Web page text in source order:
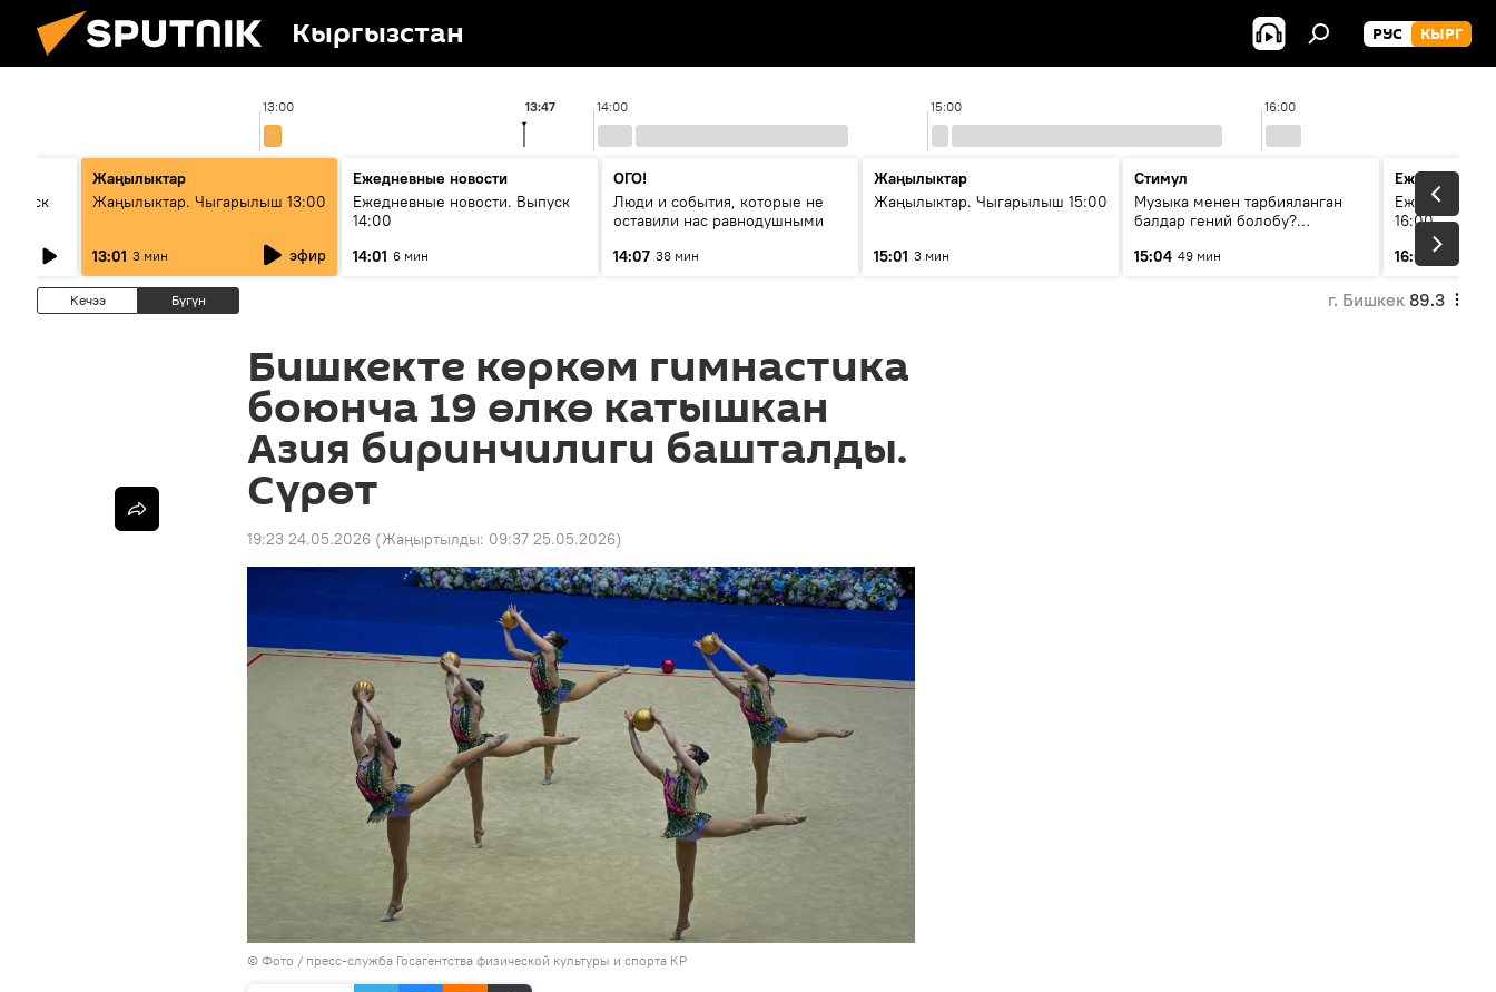
Кыргызстан РУС КЫРГ
13:00 14:00 15:00 16:00
13:47
Жаңылыктар
Жаңылыктар. Чыгарылыш 13:00
13:01 3 мин эфир
Ежедневные новости
Ежедневные новости. Выпуск
14:00
14:01 6 мин
ОГО!
Люди и события, которые не
оставили нас равнодушными
14:07 38 мин
Жаңылыктар
Жаңылыктар. Чыгарылыш 15:00
15:01 3 мин
Стимул
Музыка менен тарбияланган
балдар гений болобу?
музыканын орду
15:04 49 мин
Ежедневные
Ежедневные
16:00
16:01
6 мин
Кечээ Бүгүн г. Бишкек 89.3
Бишкекте көркөм гимнастика
боюнча 19 өлкө катышкан
Азия биринчилиги башталды.
Сүрөт
19:23 24.05.2026 (Жаңыртылды: 09:37 25.05.2026)
© Фото / пресс-служба Госагентства физической культуры и спорта КР